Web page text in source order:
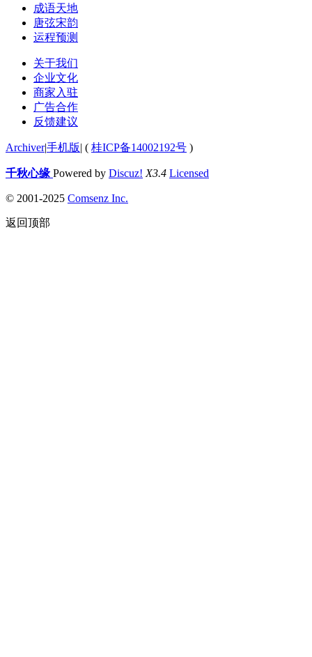
成语天地
唐弦宋韵
运程预测
关于我们
企业文化
商家入驻
广告合作
反馈建议
Archiver|手机版| ( 桂ICP备14002192号 )
千秋心缘 Powered by Discuz! X3.4 Licensed
© 2001-2025 Comsenz Inc.
返回顶部